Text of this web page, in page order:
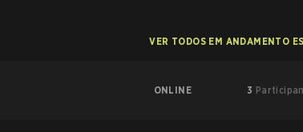
VER TODOS EM ANDAMENTO
ONLINE 3